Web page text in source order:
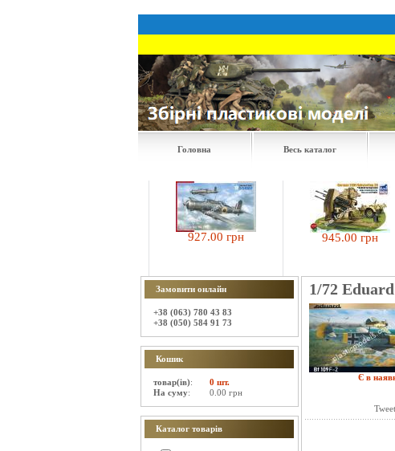
Головна Весь каталог
927.00 грн 945.00 грн
Замовити онлайн
+38 (063) 780 43 83
+38 (050) 584 91 73
Кошик
товар(ів):
0 шт.
На суму: 0.00 грн
Каталог товарів
1/72
Є в
Tweet